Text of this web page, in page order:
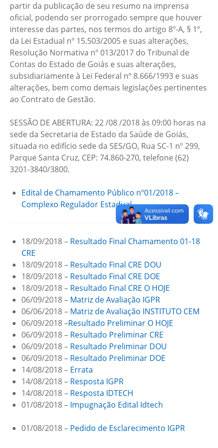
partir da publicação de seu resumo na imprensa
oficial, podendo ser prorrogado sempre que houver
interesse das partes, nos termos do artigo 8º-A, § 1º,
da Lei Estadual nº 15.503/2005 e suas alterações,
Resolução Normativa nº 013/2017 do Tribunal de
Contas do Estado de Goiás e suas alterações,
subsidiariamente à Lei Federal nº 8.666/1993 e suas
alterações, bem como demais legislações pertinentes
ao Contrato de Gestão.
SESSÃO DE ABERTURA: 22 /08 /2018 às 09:00 horas na
sede da Secretaria de Estado da Saúde de Goiás,
situada no edifício sede da SES/GO, Rua SC-1 nº 299,
Parque Santa Cruz, CEP: 74.860-270, telefone (62)
3201-3840/3800.
Edital de Chamamento Público nº01/2018 –
Complexo Regulador Estadual
18/09/2018 – Resultado Final Chamamento 01-18
CRE
18/09/2018 – Resultado Final CRE DOU
18/09/2018 – Resultado Final CRE DOE
18/09/2018 – Resultado Final CRE O HOJE
06/09/2018 – Matriz de Avaliação IGPR
06/06/2018 – Matriz de Avaliação INSTITUTO CEM
06/09/2018 –Resultado Preliminar O HOJE
06/09/2018 – Resultado Preliminar CRE
06/09/2018 – Resultado Preliminar DOU
06/09/2018 – Resultado Preliminar DOE
14/08/2018 – Errata
14/08/2018 – Resposta IGPR
14/08/2018 – Resposta IDTECH
01/08/2018 – Impugnação Edital Idtech
01/08/2018 – Pedido de Esclarecimento IGPR